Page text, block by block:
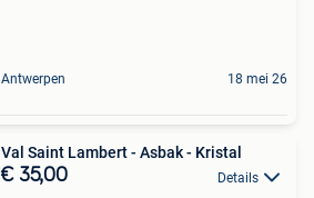
Antwerpen 18 mei 26
Val Saint Lambert - Asbak - Kristal
€ 35,00 Details